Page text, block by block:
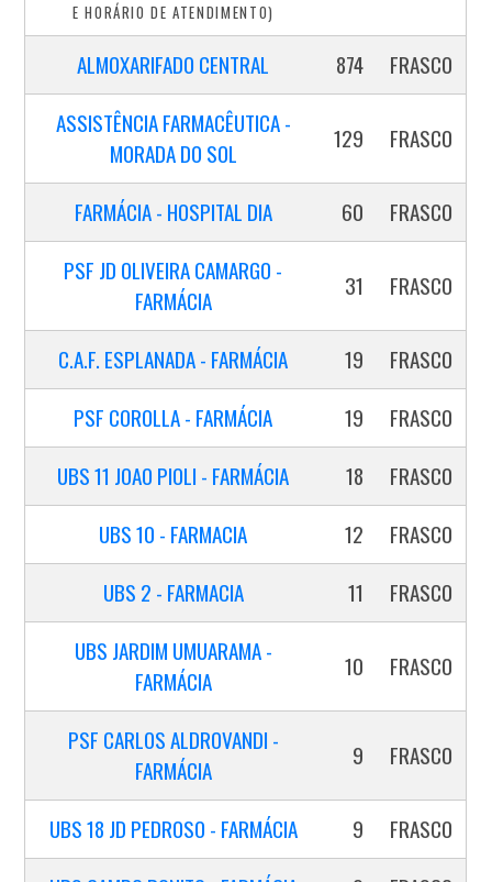
E HORÁRIO DE ATENDIMENTO)
ALMOXARIFADO CENTRAL 874
FRASCO
ASSISTÊNCIA FARMACÊUTICA -
MORADA DO SOL
129 FRASCO
FARMÁCIA - HOSPITAL DIA 60
FRASCO
PSF JD OLIVEIRA CAMARGO -
FARMÁCIA
31 FRASCO
C.A.F. ESPLANADA - FARMÁCIA 19
FRASCO
PSF COROLLA - FARMÁCIA
19
FRASCO
UBS 11 JOAO PIOLI - FARMÁCIA
18
FRASCO
UBS 10 - FARMACIA
12
FRASCO
UBS 2 - FARMACIA
11
FRASCO
UBS JARDIM UMUARAMA -
FARMÁCIA
10 FRASCO
PSF CARLOS ALDROVANDI -
FARMÁCIA
9 FRASCO
UBS 18 JD PEDROSO - FARMÁCIA 9
FRASCO